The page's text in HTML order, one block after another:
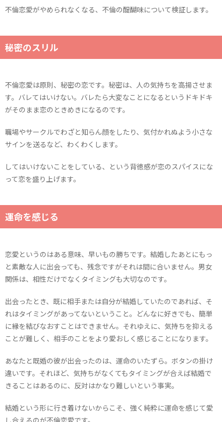
不倫恋愛がやめられなくなる、不倫の醍醐味について検証します。
秘密のスリル
不倫恋愛は原則、秘密の恋です。秘密は、人の気持ちを高揚させま
す。バレてはいけない。バレたら大変なことになるというドキドキ
がそのまま恋のときめきになるのです。
職場やサークルでわざと知らん顔をしたり、気付かれぬよう小さな
サインを送るなど、わくわくします。
してはいけないことをしている、という背徳感が恋のスパイスにな
って恋を盛り上げます。
運命を感じる
恋愛というのはある意味、早いもの勝ちです。結婚したあとにもっ
と素敵な人に出会っても、残念ですがそれは間に合いません。男女
関係は、相性だけでなくタイミングも大切なのです。
出会ったとき、既に相手または自分が結婚していたのであれば、そ
れはタイミングがあってないということ。どんなに好きでも、簡単
に縁を結びなおすことはできません。それゆえに、気持ちを抑える
ことが難しく、相手のことをより愛おしく感じることになります。
あなたと既婚の彼が出会ったのは、運命のいたずら。ボタンの掛け
違いです。それほど、気持ちがなくてもタイミングが合えば結婚で
きることはあるのに、反対はかなり難しいという事実。
結婚という形に行き着けないからこそ、強く純粋に運命を感じて愛
し合えるのが不倫恋愛です。